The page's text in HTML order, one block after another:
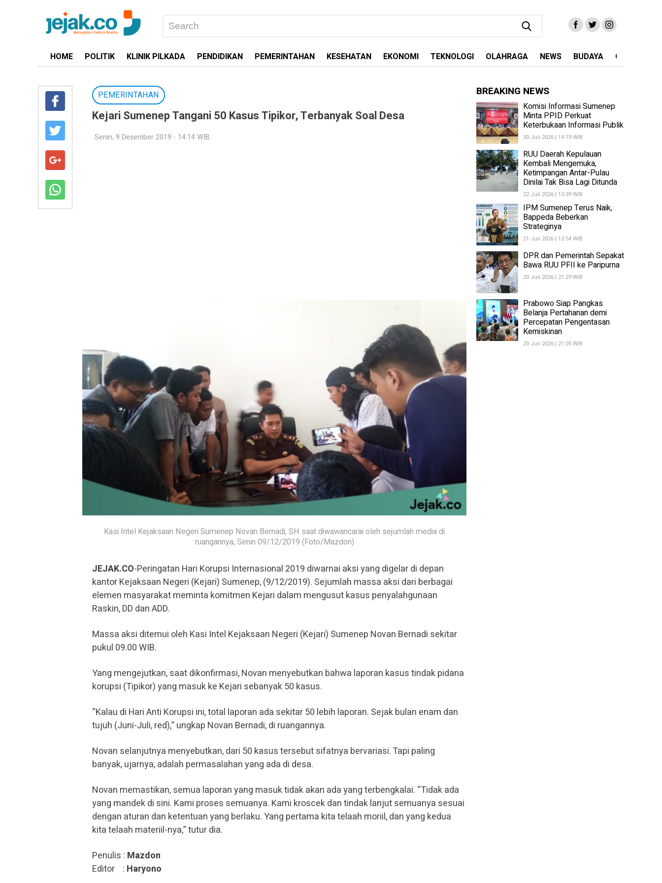
HOME POLITIK KLINIK PILKADA PENDIDIKAN PEMERINTAHAN KESEHATAN EKONOMI TEKNOLOGI OLAHRAGA NEWS BUDAYA OPINI
PEMERINTAHAN
Kejari Sumenep Tangani 50 Kasus Tipikor, Terbanyak Soal Desa
Senin, 9 Desember 2019 - 14:14 WIB
Kasi Intel Kejaksaan Negeri Sumenep Novan Bernadi, SH saat diwawancarai oleh sejumlah media di
ruangannya, Senin 09/12/2019 (Foto/Mazdon)
JEJAK.CO-Peringatan Hari Korupsi Internasional 2019 diwarnai aksi yang digelar di depan
kantor Kejaksaan Negeri (Kejari) Sumenep, (9/12/2019). Sejumlah massa aksi dari berbagai
elemen masyarakat meminta komitmen Kejari dalam mengusut kasus penyalahgunaan
Raskin, DD dan ADD.
Massa aksi ditemui oleh Kasi Intel Kejaksaan Negeri (Kejari) Sumenep Novan Bernadi sekitar
pukul 09.00 WIB.
Yang mengejutkan, saat dikonfirmasi, Novan menyebutkan bahwa laporan kasus tindak pidana
korupsi (Tipikor) yang masuk ke Kejari sebanyak 50 kasus.
“Kalau di Hari Anti Korupsi ini, total laporan ada sekitar 50 lebih laporan. Sejak bulan enam dan
tujuh (Juni-Juli, red),” ungkap Novan Bernadi, di ruangannya.
Novan selanjutnya menyebutkan, dari 50 kasus tersebut sifatnya bervariasi. Tapi paling
banyak, ujarnya, adalah permasalahan yang ada di desa.
Novan memastikan, semua laporan yang masuk tidak akan ada yang terbengkalai. “Tidak ada
yang mandek di sini. Kami proses semuanya. Kami kroscek dan tindak lanjut semuanya sesuai
dengan aturan dan ketentuan yang berlaku. Yang pertama kita telaah moriil, dan yang kedua
kita telaah materiil-nya,” tutur dia.
Penulis : Mazdon
Editor : Haryono
BREAKING NEWS
Komisi Informasi Sumenep
Minta PPID Perkuat
Keterbukaan Informasi Publik
30 Juli 2026 | 14:19 WIB
RUU Daerah Kepulauan
Kembali Mengemuka,
Ketimpangan Antar-Pulau
Dinilai Tak Bisa Lagi Ditunda
22 Juli 2026 | 13:39 WIB
IPM Sumenep Terus Naik,
Bappeda Beberkan
Strateginya
21 Juli 2026 | 13:54 WIB
DPR dan Pemerintah Sepakat
Bawa RUU PFII ke Paripurna
20 Juli 2026 | 21:29 WIB
Prabowo Siap Pangkas
Belanja Pertahanan demi
Percepatan Pengentasan
Kemiskinan
20 Juli 2026 | 21:05 WIB